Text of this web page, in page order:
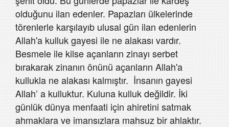
olduğunu ilan edenler. Papazları ülkelerinde
törenlerle karşılayıb ulusal gün ilan edenlerin
Allah'a kulluk gayesi ile ne alakası vardır.
Besmele ile kilse açanların zinayı serbet
bırakarak zinanın önünü açanların Allah'a
kullukla ne alakası kalmıştır. İnsanın gayesi
Allah’ a kulluktur. Kuluna kulluk değildir. İki
günlük dünya menfaati için ahiretini satmak
ahmaklara ve imansızlara mahsuz bir ahlaktır.